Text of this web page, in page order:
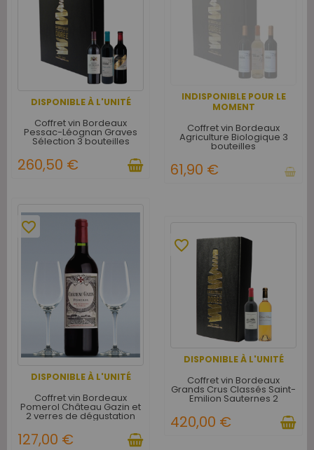
DISPONIBLE À L'UNITÉ
Coffret vin Bordeaux
Pessac-Léognan Graves
Sélection 3 bouteilles
260,50 €
INDISPONIBLE POUR LE
MOMENT
Coffret vin Bordeaux
Agriculture Biologique 3
bouteilles
61,90 €
DISPONIBLE À L'UNITÉ
favorite_border
Coffret vin Bordeaux
Pomerol Château Gazin et
2 verres de dégustation
127,00 €
DISPONIBLE À L'UNITÉ
favorite_border
Coffret vin Bordeaux
Grands Crus Classés Saint-
Emilion Sauternes 2
420,00 €